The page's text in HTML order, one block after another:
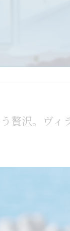
贅沢。ヴィ